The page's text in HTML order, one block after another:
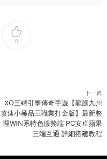
0
下一篇
XO三端引擎傳奇手遊【龍騰九州
攻速小極品三職業打金版】最新整
理WIN系特色服務端 PC安卓蘋果
三端互通 詳細搭建教程